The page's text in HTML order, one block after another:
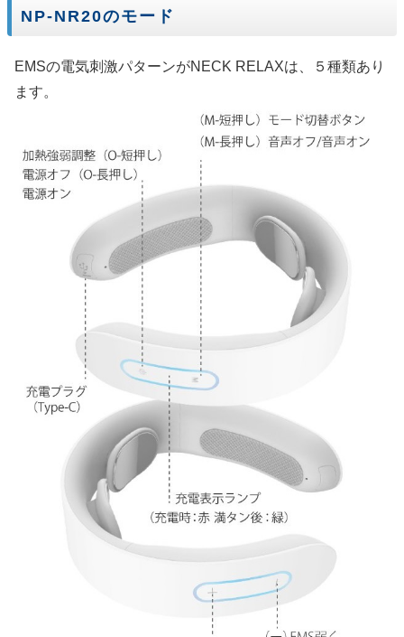
NP-NR20のモード
EMSの電気刺激パターンがNECK RELAXは、５種類あり
ます。